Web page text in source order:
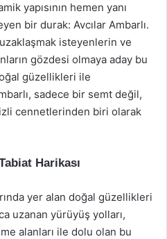
yapısının hemen yanı
bir durak: Avcılar Ambarlı.
isteyenlerin ve
gözdesi olmaya aday bu
güzellikleri ile
sadece bir semt değil,
cennetlerinden biri olarak
Harikası
yer alan doğal güzellikleri
uzanan yürüyüş yolları,
alanları ile dolu olan bu